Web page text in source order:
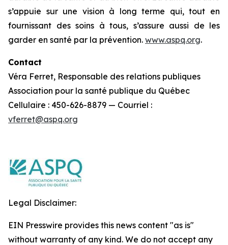
s’appuie sur une vision à long terme qui, tout en
fournissant des soins à tous, s’assure aussi de les
garder en santé par la prévention. www.aspq.org.
Contact
Véra Ferret, Responsable des relations publiques
Association pour la santé publique du Québec
Cellulaire : 450-626-8879 — Courriel :
vferret@aspq.org
Legal Disclaimer:
EIN Presswire provides this news content "as is"
without warranty of any kind. We do not accept any